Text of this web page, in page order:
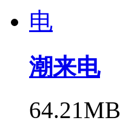
潮来电
64.21MB